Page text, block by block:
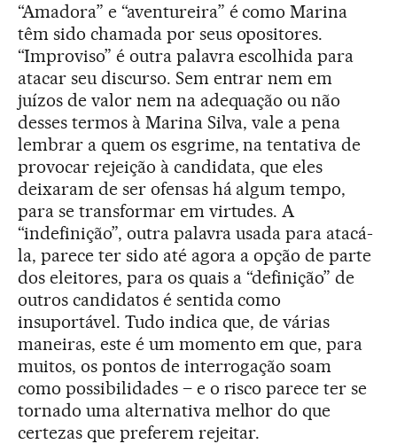
“Amadora” e “aventureira” é como Marina
têm sido chamada por seus opositores.
“Improviso” é outra palavra escolhida para
atacar seu discurso. Sem entrar nem em
juízos de valor nem na adequação ou não
desses termos à Marina Silva, vale a pena
lembrar a quem os esgrime, na tentativa de
provocar rejeição à candidata, que eles
deixaram de ser ofensas há algum tempo,
para se transformar em virtudes. A
“indefinição”, outra palavra usada para atacá-
la, parece ter sido até agora a opção de parte
dos eleitores, para os quais a “definição” de
outros candidatos é sentida como
insuportável. Tudo indica que, de várias
maneiras, este é um momento em que, para
muitos, os pontos de interrogação soam
como possibilidades – e o risco parece ter se
tornado uma alternativa melhor do que
certezas que preferem rejeitar.